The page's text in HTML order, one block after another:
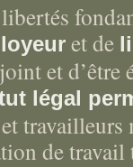
et de
et
légal
de travail